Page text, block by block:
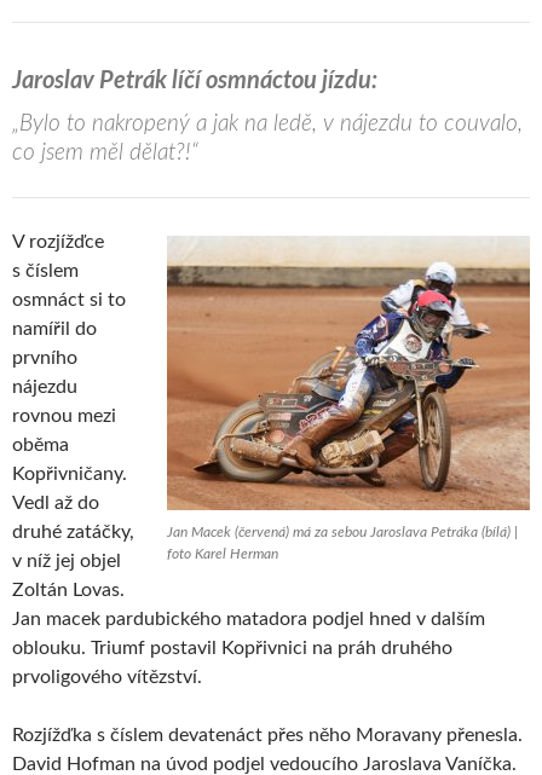
Jaroslav Petrák líčí osmnáctou jízdu:
„Bylo to nakropený a jak na ledě, v nájezdu to couvalo,
co jsem měl dělat?!“
Jan Macek (červená) má za sebou Jaroslava Petráka (bílá) |
foto Karel Herman
V rozjížďce
s číslem
osmnáct si to
namířil do
prvního
nájezdu
rovnou mezi
oběma
Kopřivničany.
Vedl až do
druhé zatáčky,
v níž jej objel
Zoltán Lovas.
Jan macek pardubického matadora podjel hned v dalším
oblouku. Triumf postavil Kopřivnici na práh druhého
prvoligového vítězství.
Rozjížďka s číslem devatenáct přes něho Moravany přenesla.
David Hofman na úvod podjel vedoucího Jaroslava Vaníčka.